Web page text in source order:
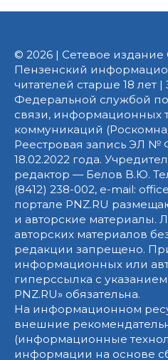
© 2026 | Сетевое
Пензенский
читателей старше 18 лет
Федеральной службой
связи, информационных
коммуникаций
Реестровая запись ЭЛ №
18.02.2022 года.
редактор — Белов В.Ю.
(8412) 238-002, e-mail:
портале PNZ.RU
и авторские материалы.
авторских материалов
редакции запрещено.
информационных или
гиперссылка с
PNZ.RU» обязательна.
На информационном
внешние
(информационные
информации на основе